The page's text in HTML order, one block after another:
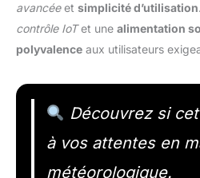
avancéeet simplicité d’utilisation
contrôle IoTet une alimentation
polyvalence aux utilisateurs
Découvrez si
à vos attentes en
météorologique.